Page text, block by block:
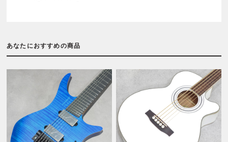
あなたにおすすめの商品